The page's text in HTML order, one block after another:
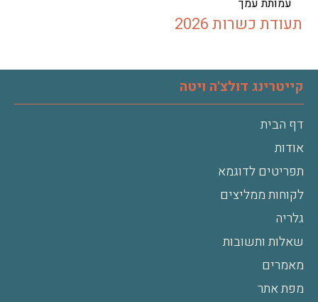
עמותת עמך
תעודת כשרות 2026
קייטרינג דולצ'ה ויטה
דף הבית
אודות
תפריטים לדוגמא
לקוחות ממליצים
גלריה
שאלות ותשובות
מאמרים
מפת אתר